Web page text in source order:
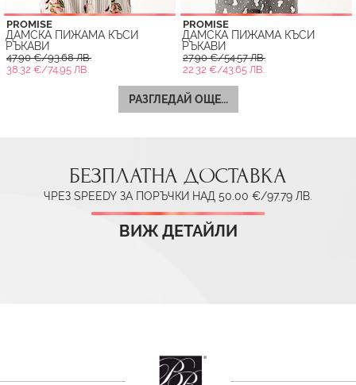
PROMISE
ДАМСКА ПИЖАМА КЪСИ
РЪКАВИ
47.90 €/93.68 ЛВ.
38.32 €/74.95 ЛВ.
PROMISE
ДАМСКА ПИЖАМА КЪСИ
РЪКАВИ
27.90 €/54.57 ЛВ.
22.32 €/43.65 ЛВ.
РАЗГЛЕДАЙ ОЩЕ...
БЕЗПЛАТНА ДОСТАВКА
ЧРЕЗ SPEEDY ЗА ПОРЪЧКИ НАД 50.00 €/97.79 ЛВ.
ВИЖ ДЕТАЙЛИ